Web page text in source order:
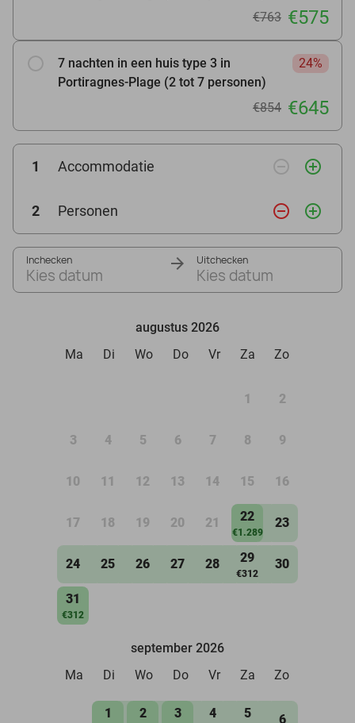
€763 €575
7 nachten in een huis type 3 in
Portiragnes-Plage (2 tot 7 personen)
24%
€854 €645
1 Accommodatie remove_circle_outline add_circle_outline
2 Personen remove_circle_outline add_circle_outline
Inchecken
Kies datum
Uitchecken
Kies datum
augustus 2026
Ma
Di Wo Do Vr Za Zo
1 2
3 4 5 6 7 8 9
10 11 12 13 14 15 16
17 18 19 20 21 22
€1.289
23
24 25 26 27 28 29
€312
30
31
€312
september 2026
Ma
Di Wo Do Vr Za Zo
1 2 3 4 5 6